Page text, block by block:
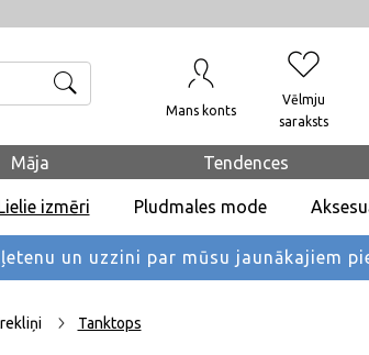
Meklēt
Mans konts
Vēlmju
saraksts
izmēri Pludmales mode
Māja Tendences
un uzzini par mūsu jaunākajiem
Tanktops